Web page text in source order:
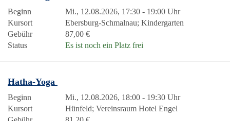
Beginn
Mi., 12.08.2026, 17:30 - 19:00 Uhr
Kursort
Ebersburg-Schmalnau; Kindergarten
Gebühr
87,00 €
Status
Es ist noch ein Platz frei
Hatha-Yoga
Beginn
Mi., 12.08.2026, 18:00 - 19:30 Uhr
Kursort
Hünfeld; Vereinsraum Hotel Engel